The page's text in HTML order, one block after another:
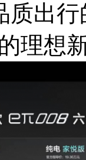
质出
理想